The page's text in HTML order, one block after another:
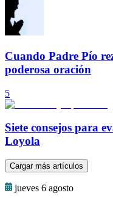
Cuando Padre Pío
poderosa oración
5
Siete consejos para
Loyola
Cargar más artículos
jueves 6 agosto